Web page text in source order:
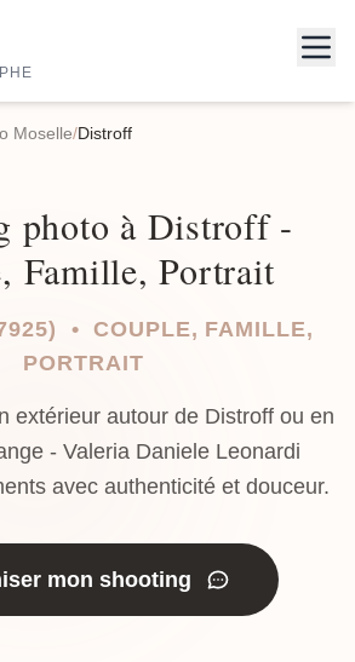
Moselle/Distroff
photo à Distroff -
Famille, Portrait
• COUPLE, FAMILLE,
PORTRAIT
extérieur autour de Distroff ou en
- Valeria Daniele Leonardi
avec authenticité et douceur.
mon shooting